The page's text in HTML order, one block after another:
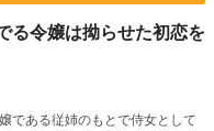
る令嬢は拗らせた初恋を
である従姉のもとで侍女として